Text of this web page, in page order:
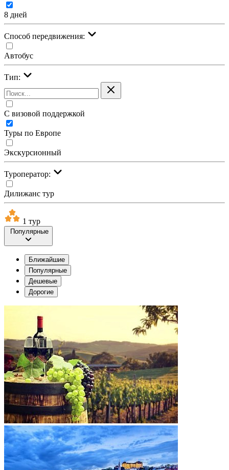
8 дней
Cпособ передвижения:
Автобус
Тип:
С визовой поддержкой
Туры по Европе
Экскурсионный
Туроператор:
Дилижанс тур
1 тур
Популярные
Ближайшие
Популярные
Дешевые
Дорогие